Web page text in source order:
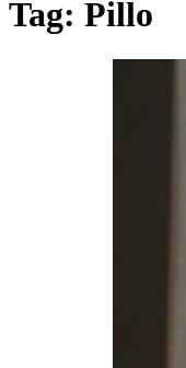
Tag: Pillo